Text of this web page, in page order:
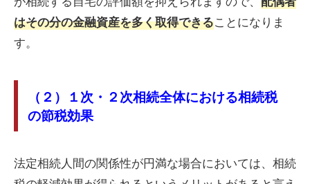
はその分の金融資産を多く取得できることになりま
す。
（２）１次・２次相続全体における相続税
の節税効果
法定相続人間の関係性が円満な場合においては、相続